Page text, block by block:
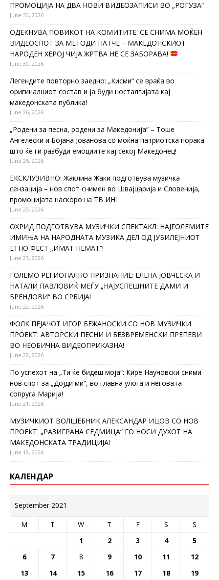
ПРОМОЦИЈА НА ДВА НОВИ ВИДЕОЗАПИСИ ВО „РОГУЗА“
June 30, 2026
ОДЕКНУВА ПОВИКОТ НА КОМИТИТЕ: СЕ СНИМА МОЌЕН
ВИДЕОСПОТ ЗА МЕТОДИ ПАТЧЕ – МАКЕДОНСКИОТ
НАРОДЕН ХЕРОЈ ЧИЈА ЖРТВА НЕ СЕ ЗАБОРАВА!
June 30, 2026
Легендите повторно заедно: „Кисми“ се враќа во
оригиналниот состав и ја буди носталгијата кај
македонската публика!
June 26, 2026
„Родени за песна, родени за Македонија“ – Тоше
Ангелески и Бојана Јованова со моќна патриотска порака
што ќе ги разбуди емоциите кај секој Македонец!
June 25, 2026
ЕКСКЛУЗИВНО: Жаклина Жаки подготвува музичка
сензација – нов спот снимен во Швајцарија и Словенија,
промоцијата наскоро на ТВ ИН!
June 23, 2026
ОХРИД ПОДГОТВУВА МУЗИЧКИ СПЕКТАКЛ: НАЈГОЛЕМИТЕ
ИМИЊА НА НАРОДНАТА МУЗИКА ДЕЛ ОД ЈУБИЛЕЈНИОТ
ЕТНО ФЕСТ „ИМАТ НЕМАТ“!
June 23, 2026
ГОЛЕМО РЕГИОНАЛНО ПРИЗНАНИЕ: ЕЛЕНА ЈОВЧЕСКА И
НАТАЛИ ПАВЛОВИЌ МЕЃУ „НАЈУСПЕШНИТЕ ДАМИ И
БРЕНДОВИ“ ВО СРБИЈА!
June 22, 2026
ФОЛК ПЕЈАЧОТ ИГОР БЕЖАНОСКИ СО НОВ МУЗИЧКИ
ПРОЕКТ: АВТОРСКИ ПЕСНИ И БЕЗВРЕМЕНСКИ ПРЕПЕВИ
ВО НЕОБИЧНА ВИДЕОПРИКАЗНА!
June 22, 2026
По успехот на „Ти ќе бидеш моја“: Кире Науновски сними
нов спот за „Дојди ми“, во главна улога и неговата
сопруга Марија!
June 21, 2026
МУЗИЧКИОТ ВОЛШЕБНИК АЛЕКСАНДАР ИЦОВ СО НОВ
ПРОЕКТ: „РАЗИГРАНА СЕДМИЦА“ ГО НОСИ ДУХОТ НА
МАКЕДОНСКАТА ТРАДИЦИЈА!
June 19, 2026
КАЛЕНДАР
September 2021
M T W T F S
S
1
2 3 4
5
6
7 8 9 10 11
12
13
14 15 16 17 18 19